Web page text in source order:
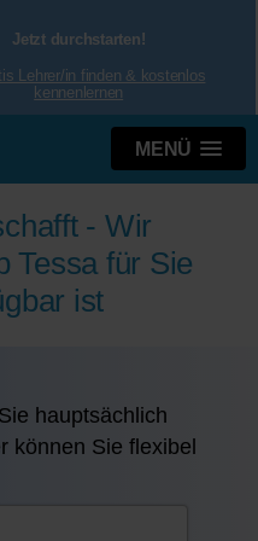
Jetzt durchstarten!
Lehrer/in finden & kostenlos
kennenlernen
MENÜ
- Wir
Tessa für Sie
ist
hauptsächlich
können Sie flexibel